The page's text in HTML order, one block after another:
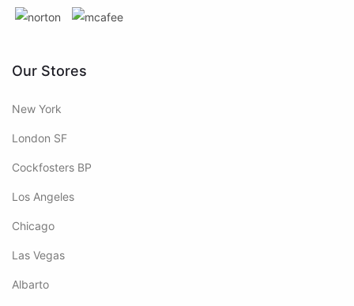
Our Stores
New York
London SF
Cockfosters BP
Los Angeles
Chicago
Las Vegas
Albarto